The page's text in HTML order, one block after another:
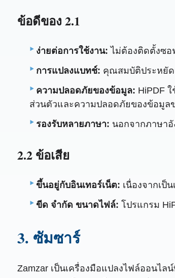
ข้อดีของ 2.1
ง่ายต่อการใช้งาน: ไม่ต้องติดตั้งซอ
การแปลงแบทช์: คุณสมบัติประหยัด
ความปลอดภัยของข้อมูล: HiPDF
ส่วนตัวและความปลอดภัยของข้อมูล
รองรับหลายภาษา: นอกจากภาษา
2.2 ข้อเสีย
ขึ้นอยู่กับอินเทอร์เน็ต: เนื่องจากเป็
ขีด จำกัด ขนาดไฟล์: โปรแกรม
3. ซัมซาร์
Zamzar เป็นเครื่องมือแปลงไฟล์ออนไ